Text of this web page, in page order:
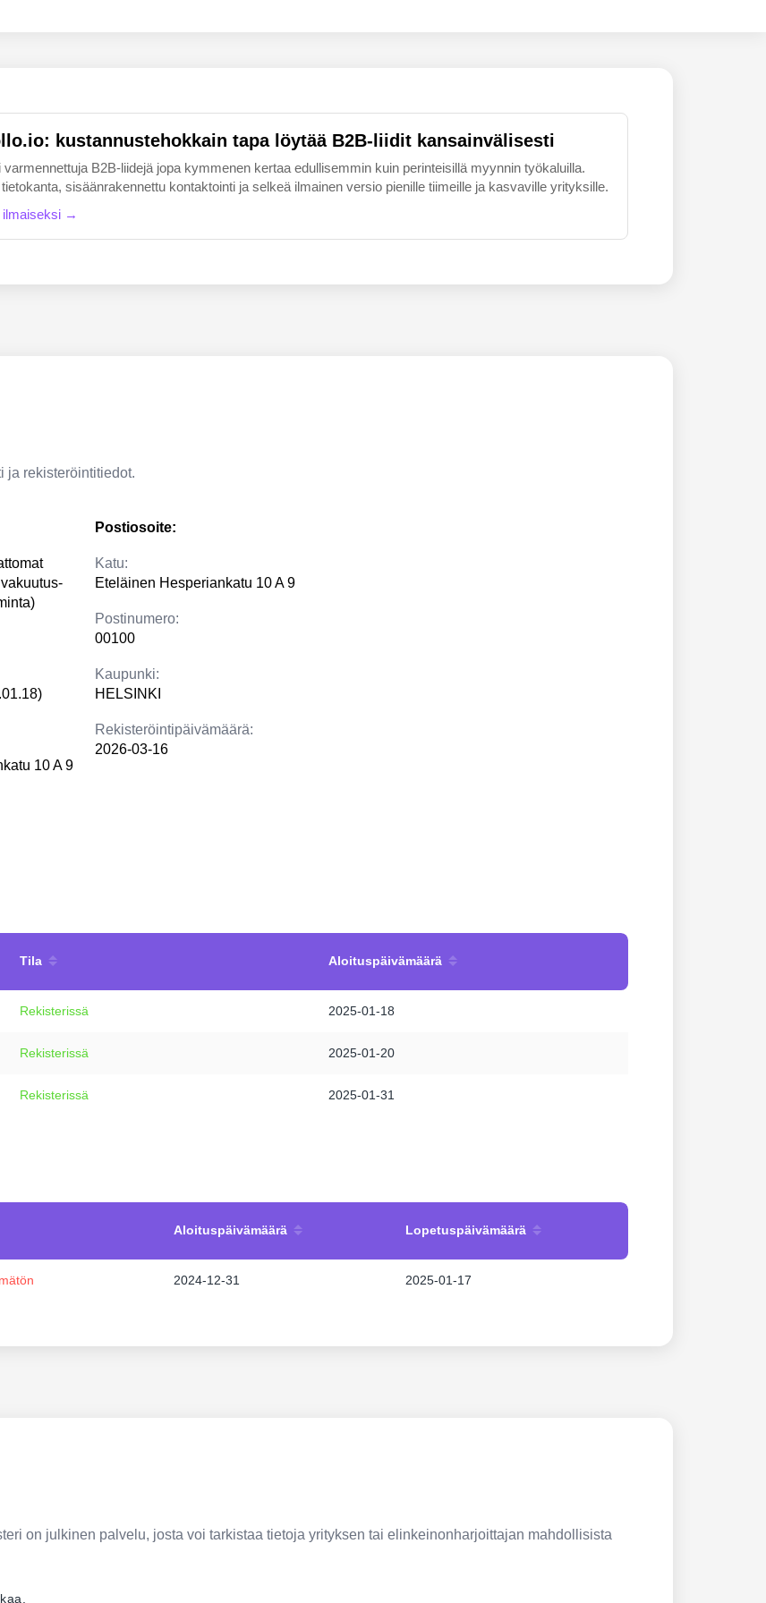
kustannustehokkain tapa löytää B2B-liidit kansainvälisesti
varmennettuja B2B-liidejä jopa kymmenen kertaa edullisemmin kuin perinteisillä myynnin työkaluilla.
tietokanta, sisäänrakennettu kontaktointi ja selkeä ilmainen versio pienille tiimeille ja kasvaville yrityksille.
ilmaiseksi →
ja rekisteröintitiedot.
10 A 9
Postiosoite:
Katu:
Eteläinen Hesperiankatu 10 A 9
Postinumero:
00100
Kaupunki:
HELSINKI
Rekisteröintipäivämäärä:
2026-03-16
Tila Aloituspäivämäärä
Rekisterissä 2025-01-18
Rekisterissä 2025-01-20
Rekisterissä 2025-01-31
Aloituspäivämäärä Lopetuspäivämäärä
2024-12-31 2025-01-17
on julkinen palvelu, josta voi tarkistaa tietoja yrityksen tai elinkeinonharjoittajan mahdollisista